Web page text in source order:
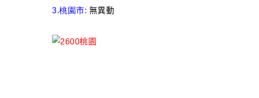
3.桃園市: 無異動